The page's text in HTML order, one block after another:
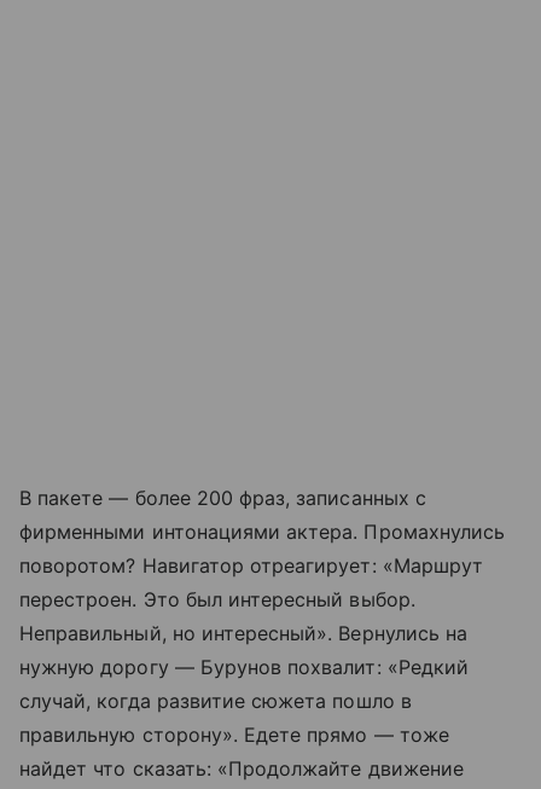
В пакете — более 200 фраз, записанных с
фирменными интонациями актера. Промахнулись
поворотом? Навигатор отреагирует: «Маршрут
перестроен. Это был интересный выбор.
Неправильный, но интересный». Вернулись на
нужную дорогу — Бурунов похвалит: «Редкий
случай, когда развитие сюжета пошло в
правильную сторону». Едете прямо — тоже
найдет что сказать: «Продолжайте движение